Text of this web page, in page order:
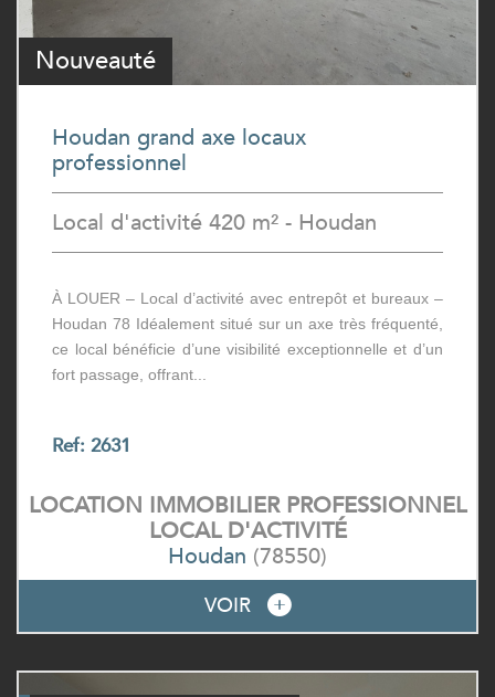
Nouveauté
Houdan grand axe locaux
professionnel
Local d'activité 420 m² - Houdan
À LOUER – Local d’activité avec entrepôt et bureaux –
Houdan 78 Idéalement situé sur un axe très fréquenté,
ce local bénéficie d’une visibilité exceptionnelle et d’un
fort passage, offrant...
Ref: 2631
LOCATION IMMOBILIER PROFESSIONNEL
LOCAL D'ACTIVITÉ
Houdan (78550)
VOIR